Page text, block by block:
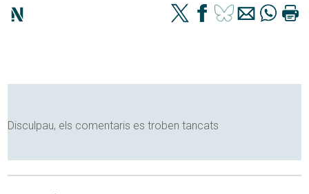
Disculpau, els comentaris es troben tancats